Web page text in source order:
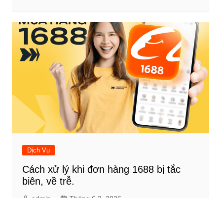
Dịch Vụ
Cách xử lý khi đơn hàng 1688 bị tắc
biên, về trễ.